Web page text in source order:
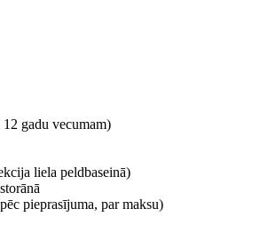
gadu vecumam)
liela peldbaseinā)
pieprasījuma, par maksu)